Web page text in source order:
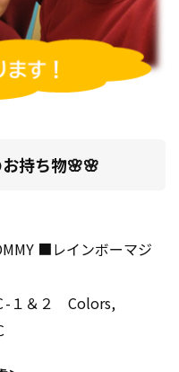
持ち物🌸🌸
■レインボーマジ
-１＆２ Colors,